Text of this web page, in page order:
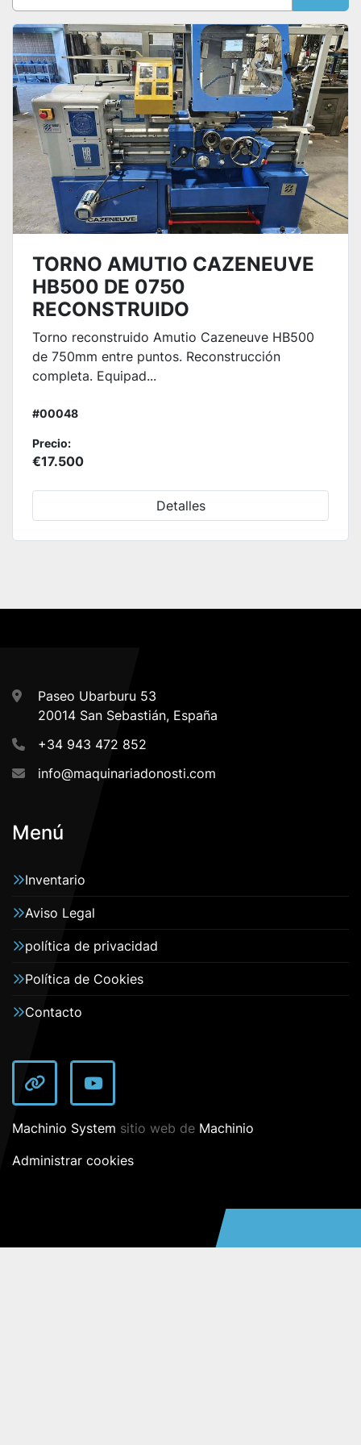
Ordenar por
TORNO AMUTIO CAZENEUVE
HB500 DE 0750
RECONSTRUIDO
Torno reconstruido Amutio Cazeneuve HB500
de 750mm entre puntos. Reconstrucción
completa. Equipad...
#00048
Precio:
€17.500
Detalles
Paseo Ubarburu 53
20014 San Sebastián, España
+34 943 472 852
info@maquinariadonosti.com
Menú
Inventario
Aviso Legal
política de privacidad
Política de Cookies
Contacto
other youtube
Machinio System sitio web de Machinio
Administrar cookies